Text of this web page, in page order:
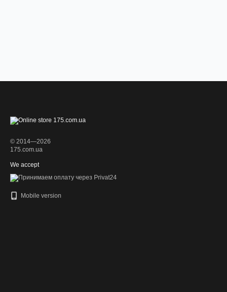
© 2014—2026
175.com.ua
We accept
Mobile version